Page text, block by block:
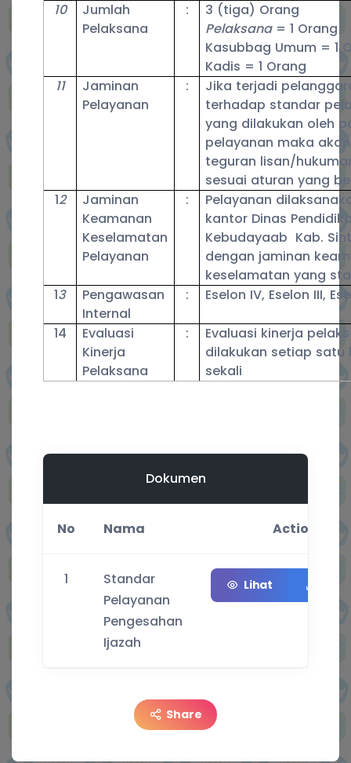
10
Jumlah
Pelaksana
:
3 (tiga) Orang
Pelaksana= 1 Orang
Kasubbag Umum = 1
Kadis = 1 Orang
11
Jaminan
Pelayanan
:
Jika terjadi
terhadap standar
yang dilakukan oleh
pelayanan maka
teguran lisan/
sesuai aturan yang
12
Jaminan
Keamanan
Keselamatan
Pelayanan
:
Pelayanan
kantor Dinas
Kebudayaab Kab.
dengan jaminan
keselamatan yang
13
Pengawasan
Internal
: Eselon IV, Eselon III,
14
Evaluasi
Kinerja
Pelaksana
:
Evaluasi kinerja
dilakukan setiap satu
sekali
Dokumen
No Nama Action
1
Standar
Pelayanan
Pengesahan
Ijazah
Lihat
Share